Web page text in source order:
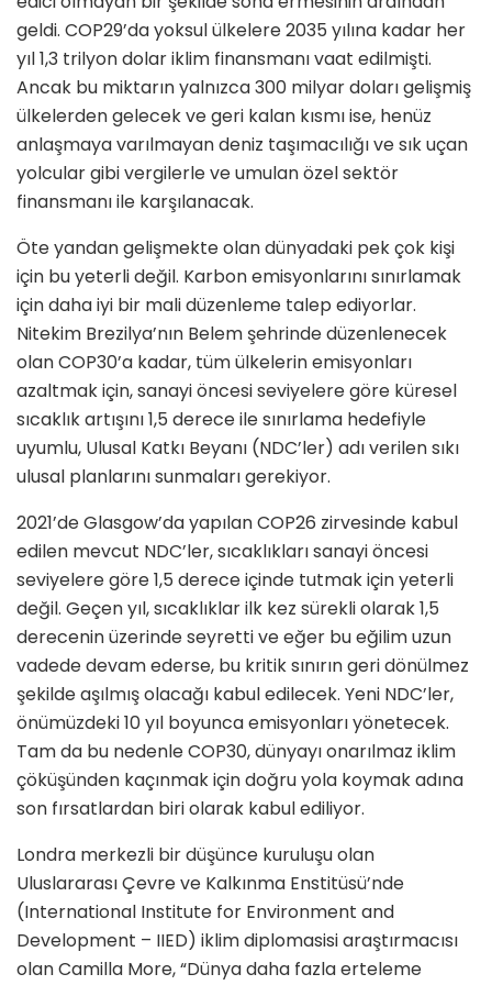
geldi. COP29’da yoksul ülkelere 2035 yılına kadar her
yıl 1,3 trilyon dolar iklim finansmanı vaat edilmişti.
Ancak bu miktarın yalnızca 300 milyar doları gelişmiş
ülkelerden gelecek ve geri kalan kısmı ise, henüz
anlaşmaya varılmayan deniz taşımacılığı ve sık uçan
yolcular gibi vergilerle ve umulan özel sektör
finansmanı ile karşılanacak.
Öte yandan gelişmekte olan dünyadaki pek çok kişi
için bu yeterli değil. Karbon emisyonlarını sınırlamak
için daha iyi bir mali düzenleme talep ediyorlar.
Nitekim Brezilya’nın Belem şehrinde düzenlenecek
olan COP30’a kadar, tüm ülkelerin emisyonları
azaltmak için, sanayi öncesi seviyelere göre küresel
sıcaklık artışını 1,5 derece ile sınırlama hedefiyle
uyumlu, Ulusal Katkı Beyanı (NDC’ler) adı verilen sıkı
ulusal planlarını sunmaları gerekiyor.
2021’de Glasgow’da yapılan COP26 zirvesinde kabul
edilen mevcut NDC’ler, sıcaklıkları sanayi öncesi
seviyelere göre 1,5 derece içinde tutmak için yeterli
değil. Geçen yıl, sıcaklıklar ilk kez sürekli olarak 1,5
derecenin üzerinde seyretti ve eğer bu eğilim uzun
vadede devam ederse, bu kritik sınırın geri dönülmez
şekilde aşılmış olacağı kabul edilecek. Yeni NDC’ler,
önümüzdeki 10 yıl boyunca emisyonları yönetecek.
Tam da bu nedenle COP30, dünyayı onarılmaz iklim
çöküşünden kaçınmak için doğru yola koymak adına
son fırsatlardan biri olarak kabul ediliyor.
Londra merkezli bir düşünce kuruluşu olan
Uluslararası Çevre ve Kalkınma Enstitüsü’nde
(International Institute for Environment and
Development – IIED) iklim diplomasisi araştırmacısı
olan Camilla More, “Dünya daha fazla erteleme